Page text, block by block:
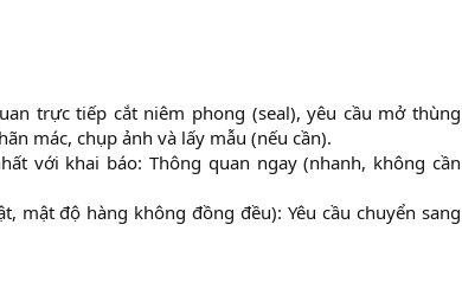
trực tiếp cắt niêm phong (seal), yêu cầu mở thùng
mác, chụp ảnh và lấy mẫu (nếu cần).​
với khai báo: Thông quan ngay (nhanh, không cần
mật độ hàng không đồng đều): Yêu cầu chuyển sang